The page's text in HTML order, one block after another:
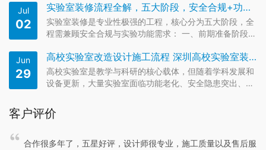
的合规要求也达到了新高度。从2026年6月新实施的人造
板甲醛释放强制标准，到生物安全实验室、化学实验室的
专项验收新规，任…
Jul
02
实验室装修流程全解，五大阶段，安全合规+功能需求
实验室装修是专业性极强的工程，核心分为五大阶段，全
程需兼顾安全合规与实验功能需求： 一、前期准备阶段
备清单、人员动线，明确通风、防爆、耐腐蚀等特殊标
准。 场地评估：确认场地层高≥4.5米、楼板承重≥2.5kN/
㎡，具备…
Jun
29
高校实验室改造设计施工流程 深圳高校实验室装修改造公司
高校实验室是教学与科研的核心载体，但随着学科发展和
设备更新，大量实验室面临功能老化、安全隐患突出、空
于既有建筑结构、在运行的实验活动以及严格的预算约
束，其设计施工流程具有显著的特殊性。本文将结合工程
客户评价
合作很多年了，五星好评，设计师很专业，施工质量以及售后服